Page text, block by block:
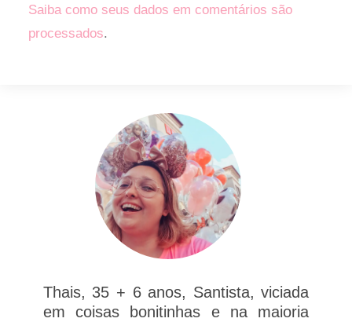
Saiba como seus dados em comentários são
processados.
Thais, 35 + 6 anos, Santista, viciada
em coisas bonitinhas e na maioria